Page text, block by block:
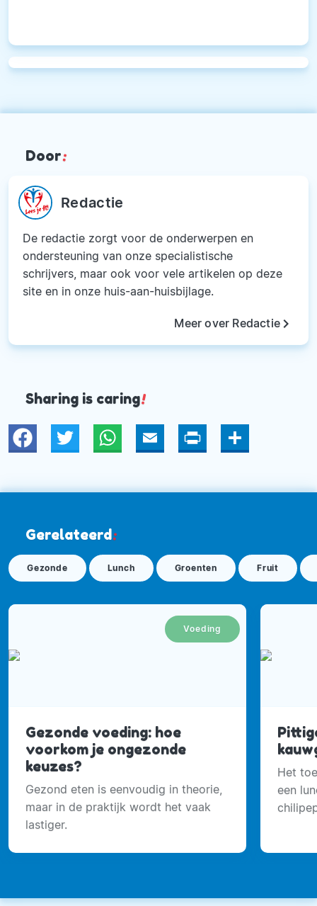
Door:
Redactie
De redactie zorgt voor de onderwerpen en
ondersteuning van onze specialistische
schrijvers, maar ook voor vele artikelen op deze
site en in onze huis-aan-huisbijlage.
Meer over Redactiekeyboard_arrow_right
Sharing is caring!
Twitter WhatsAppEmail Print Deel
Gerelateerd:
Gezonde Lunch Groenten Fruit
Voeding
Gezonde voeding: hoe
voorkom je ongezonde
keuzes?
Gezond eten is eenvoudig in theorie,
maar in de praktijk wordt het vaak
lastiger.
Het
een